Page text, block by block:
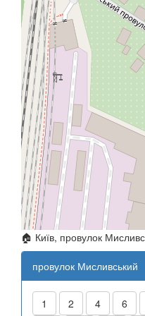
🏠 Київ, провулок
провулок Мисливський
1 2 4 6